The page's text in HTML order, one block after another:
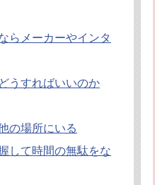
らメーカーやインタ
うすればいいのか
の場所にいる
して時間の無駄をな